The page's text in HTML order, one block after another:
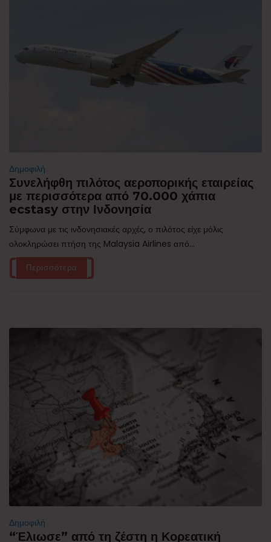
Δημοφιλή
Συνελήφθη πιλότος αεροπορικής εταιρείας
με περισσότερα από 70.000 χάπια
ecstasy στην Ινδονησία
Σύμφωνα με τις ινδονησιακές αρχές, ο πιλότος είχε μόλις
ολοκληρώσει πτήση της Malaysia Airlines από...
Περισσότερα
Δημοφιλή
“Έλιωσε” από τη ζέστη η Κορεατική